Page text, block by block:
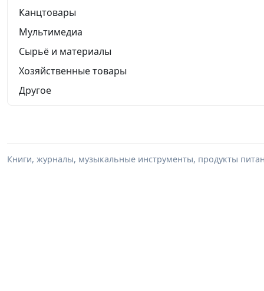
Канцтовары
Мультимедиа
Сырьё и материалы
Хозяйственные товары
Другое
Книги, журналы, музыкальные инструменты, продукты